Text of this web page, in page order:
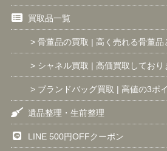
買取品一覧
> 骨董品の買取 | 高く売れる骨董品
> シャネル買取 | 高価買取しており
> ブランドバッグ買取 | 高値の3ポ
遺品整理・生前整理
LINE 500円OFFクーポン